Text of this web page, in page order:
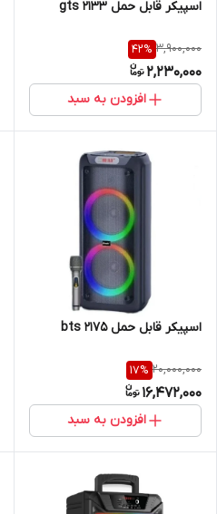
اسپیکر قابل حمل gts 2133
3,900,000
42%
2,230,000
افزودن به سبد
اسپیکر قابل حمل bts 2175
20,000,000
17%
16,472,000
افزودن به سبد